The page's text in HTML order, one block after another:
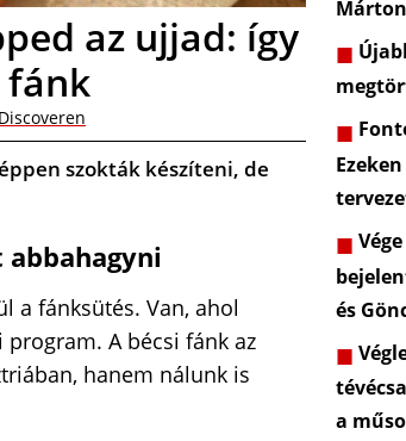
az ujjad: így
fánk
szokták készíteni, de
a fánksütés. Van, ahol
A bécsi fánk az
hanem nálunk is
és
a